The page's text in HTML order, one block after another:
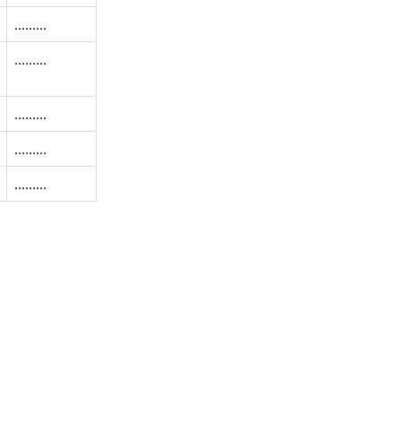
.........
.........
.........
.........
.........